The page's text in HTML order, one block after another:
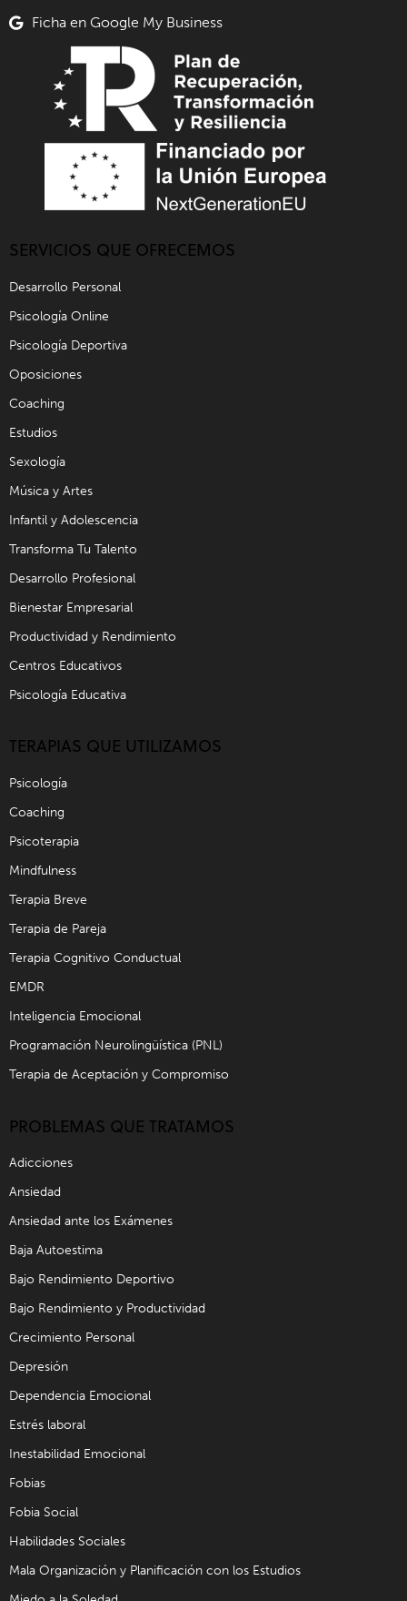
Ficha en Google My Business
SERVICIOS QUE OFRECEMOS
Desarrollo Personal
Psicología Online
Psicología Deportiva
Oposiciones
Coaching
Estudios
Sexología
Música y Artes
Infantil y Adolescencia
Transforma Tu Talento
Desarrollo Profesional
Bienestar Empresarial
Productividad y Rendimiento
Centros Educativos
Psicología Educativa
TERAPIAS QUE UTILIZAMOS
Psicología
Coaching
Psicoterapia
Mindfulness
Terapia Breve
Terapia de Pareja
Terapia Cognitivo Conductual
EMDR
Inteligencia Emocional
Programación Neurolingüística (PNL)
Terapia de Aceptación y Compromiso
PROBLEMAS QUE TRATAMOS
Adicciones
Ansiedad
Ansiedad ante los Exámenes
Baja Autoestima
Bajo Rendimiento Deportivo
Bajo Rendimiento y Productividad
Crecimiento Personal
Depresión
Dependencia Emocional
Estrés laboral
Inestabilidad Emocional
Fobias
Fobia Social
Habilidades Sociales
Mala Organización y Planificación con los Estudios